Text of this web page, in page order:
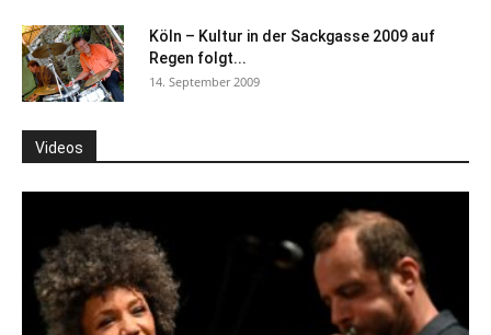
Köln – Kultur in der Sackgasse 2009 auf
Regen folgt...
14. September 2009
Videos